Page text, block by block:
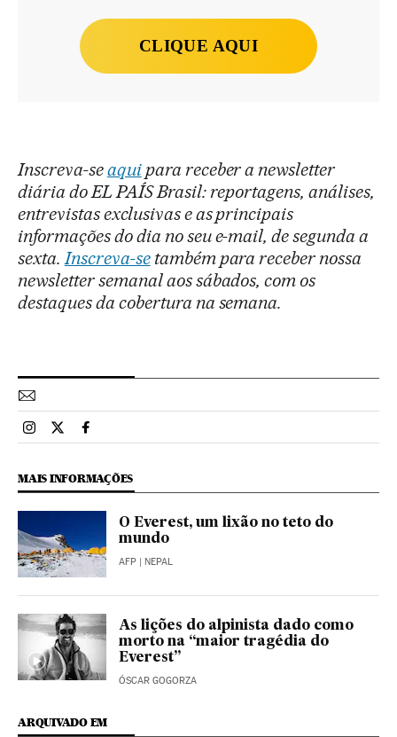
CLIQUE AQUI
Inscreva-seaquipara receber a newsletter
diária do EL PAÍS Brasil: reportagens, análises,
entrevistas exclusivas e as principais
informações do dia no seu e-mail, de segunda a
sexta.Inscreva-setambém para receber nossa
newsletter semanal aos sábados, com os
destaques da cobertura na semana.
Esportes El País Brasil en Instagram
Esportes El País Brasil en Twitter
Esportes El País Brasil en Facebook
MAIS INFORMAÇÕES
O Everest, um lixão no teto do
mundo
AFP | NEPAL
As lições do alpinista dado como
morto na “maior tragédia do
Everest”
ÓSCAR GOGORZA
ARQUIVADO EM